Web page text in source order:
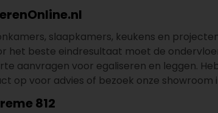
slaapkamers, keukens en
het beste eindresultaat moet de
aanvragen voor egaliseren en leggen.
op voor advies of bezoek onze showroom
812